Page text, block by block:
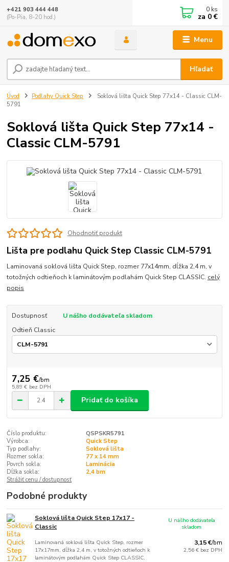
Menu
Hľadať
+421 903 444 448
(Po-Pia, 8-20 hod.)
0 ks
za 0 €
Úvod Podlahy Quick Step
Soklová lišta Quick Step 77x14 - Classic CLM-
5791
Soklová lišta Quick Step 77x14 -
Classic CLM-5791
Ohodnotiť produkt
Lišta pre podlahu Quick Step Classic CLM-5791
Laminovaná soklová lišta Quick Step, rozmer 77x14mm, dĺžka 2,4 m, v
totožných odtieňoch k laminátovým podlahám Quick Step CLASSIC. celý
popis
Dostupnosť
U nášho dodávateľa skladom
Odtieň Classic
7,25 €/bm
5,89 € bez DPH
Pridať do košíka
Číslo produktu:
QSPSKR5791
Výrobca:
Quick Step
Typ podlahy:
Soklová lišta
Rozmer sokla:
77 x 14 mm
Povrch sokla:
Laminácia
Dĺžka sokla:
2,4 bm
Strážiť cenu / dostupnosť
Podobné produkty
Soklová lišta Quick Step 17x17 -
Classic
Laminovaná soklová lišta Quick Step, rozmer
17x17mm, dĺžka 2,4 m, v totožných odtieňoch k
laminátovým podlahám Quick Step CLASSIC.
3,15 €/bm
2,56 € bez DPH
U nášho dodávateľa
skladom